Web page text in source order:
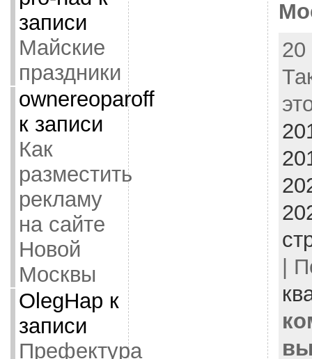
записи
Майские
праздники
ownereoparoff
к записи
Как
разместить
рекламу
на сайте
Новой
Москвы
OlegHap к
записи
Префектура
20
|